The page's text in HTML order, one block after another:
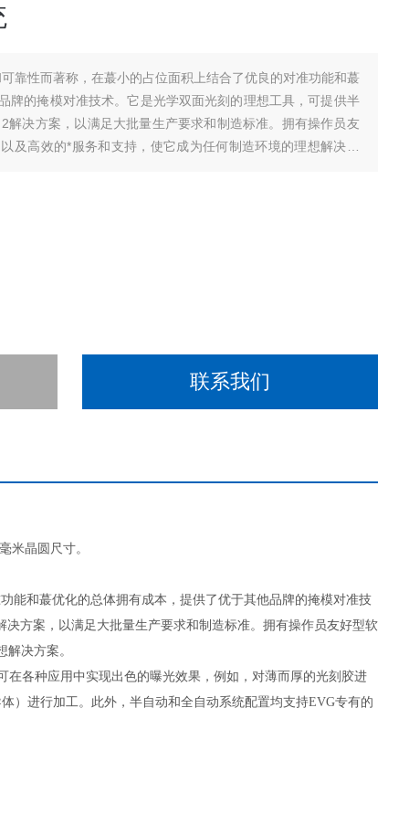
靠性而著称，在蕞小的占位面积上结合了优良的对准功能和蕞
牌的掩模对准技术。它是光学双面光刻的理想工具，可提供半
解决方案，以满足大批量生产要求和制造标准。拥有操作员友
及高效的*服务和支持，使它成为任何制造环境的理想解决方
联系我们
晶圆尺寸。
和蕞优化的总体拥有成本，提供了优于其他品牌的掩模对准技
方案，以满足大批量生产要求和制造标准。拥有操作员友好型软
决方案。
各种应用中实现出色的曝光效果，例如，对薄而厚的光刻胶进
）进行加工。此外，半自动和全自动系统配置均支持EVG专有的